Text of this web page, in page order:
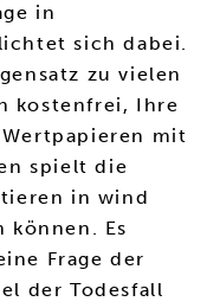
in
sich dabei.
zu vielen
kostenfrei, Ihre
mit
spielt die
in wind
können. Es
Frage der
der Todesfall